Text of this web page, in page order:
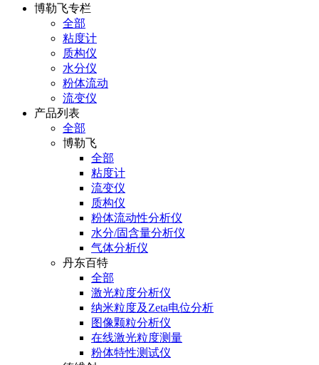
博勒飞专栏
全部
粘度计
质构仪
水分仪
粉体流动
流变仪
产品列表
全部
博勒飞
全部
粘度计
流变仪
质构仪
粉体流动性分析仪
水分/固含量分析仪
气体分析仪
丹东百特
全部
激光粒度分析仪
纳米粒度及Zeta电位分析
图像颗粒分析仪
在线激光粒度测量
粉体特性测试仪